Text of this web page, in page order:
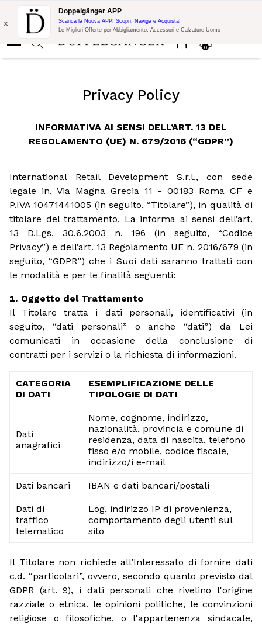
Promo Flash:
10% di Extra Sconto su 300€ di Acquisto con codice:
DOPPEL300
0
x
Doppelgänger APP
Scarica la Nuova APP! Scopri, Naviga e Acquista!
Le Migliori Offerte per Abbigliamento, Accessori e Calzature Uomo
Privacy Policy
INFORMATIVA AI SENSI DELL’ART. 13 DEL
REGOLAMENTO (UE) N. 679/2016 (“GDPR”)
International Retail Development S.r.l., con sede
legale in, Via Magna Grecia 11 - 00183 Roma CF e
P.IVA 10471441005 (in seguito, “Titolare”), in qualità di
titolare del trattamento, La informa ai sensi dell’art.
13 D.Lgs. 30.6.2003 n. 196 (in seguito, “Codice
Privacy”) e dell’art. 13 Regolamento UE n. 2016/679 (in
seguito, “GDPR”) che i Suoi dati saranno trattati con
le modalità e per le finalità seguenti:
Oggetto del Trattamento
Il Titolare tratta i dati personali, identificativi (in
seguito, “dati personali” o anche “dati”) da Lei
comunicati in occasione della conclusione di
contratti per i servizi o la richiesta di informazioni.
CATEGORIA
DI DATI
ESEMPLIFICAZIONE DELLE
TIPOLOGIE DI DATI
Dati
anagrafici
Nome, cognome, indirizzo,
nazionalità, provincia e comune di
residenza, data di nascita, telefono
fisso e/o mobile, codice fiscale,
indirizzo/i e-mail
Dati bancari IBAN e dati bancari/postali
Dati di
traffico
telematico
Log, indirizzo IP di provenienza,
comportamento degli utenti sul
sito
Il Titolare non richiede all’Interessato di fornire dati
c.d. “particolari”, ovvero, secondo quanto previsto dal
GDPR (art. 9), i dati personali che rivelino l'origine
razziale o etnica, le opinioni politiche, le convinzioni
religiose o filosofiche, o l'appartenenza sindacale,